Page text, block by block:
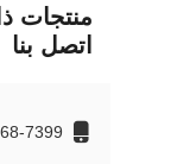
منتجات
اتصل بنا
7399